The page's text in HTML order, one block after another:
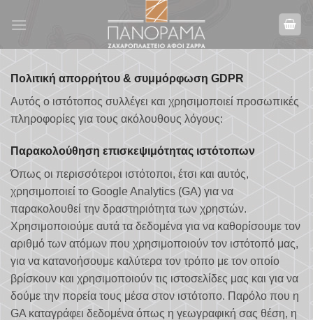
Πολιτική απορρήτου & συμμόρφωση GDPR
Αυτός ο ιστότοπος συλλέγει και χρησιμοποιεί προσωπικές
πληροφορίες για τους ακόλουθους λόγους:
Παρακολούθηση επισκεψιμότητας ιστότοπων
Όπως οι περισσότεροι ιστότοποι, έτσι και αυτός,
χρησιμοποιεί το Google Analytics (GA) για να
παρακολουθεί την δραστηριότητα των χρηστών.
Χρησιμοποιούμε αυτά τα δεδομένα για να καθορίσουμε τον
αριθμό των ατόμων που χρησιμοποιούν τον ιστότοπό μας,
για να κατανοήσουμε καλύτερα τον τρόπο με τον οποίο
βρίσκουν και χρησιμοποιούν τις ιστοσελίδες μας και για να
δούμε την πορεία τους μέσα στον ιστότοπο. Παρόλο που η
GA καταγράφει δεδομένα όπως η γεωγραφική σας θέση, η